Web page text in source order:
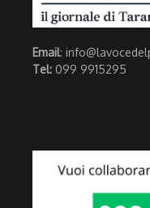
Email:
Tel: 099 9915295